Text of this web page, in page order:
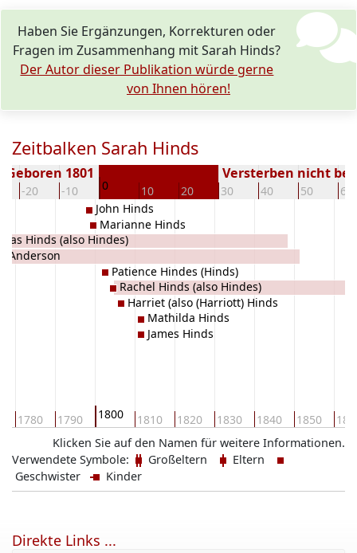
Haben Sie Ergänzungen, Korrekturen oder
Fragen im Zusammenhang mit Sarah Hinds?
Der Autor dieser Publikation würde gerne
von Ihnen hören!
Zeitbalken Sarah Hinds
-20 -10 0 10 20 30 40 50 60
Geboren 1801 Versterben nicht
1780 1790 1800 1810 1820 1830 1840 1850
Hinds (also Hindes)
Anderson
John Hinds
Marianne Hinds
Patience Hindes (Hinds)
Rachel Hinds (also Hindes)
Harriet (also (Harriott) Hinds
Mathilda Hinds
James Hinds
Klicken Sie auf den Namen für weitere Informationen.
Verwendete Symbole:
Großeltern
Eltern
Geschwister
Kinder
Direkte Links ...